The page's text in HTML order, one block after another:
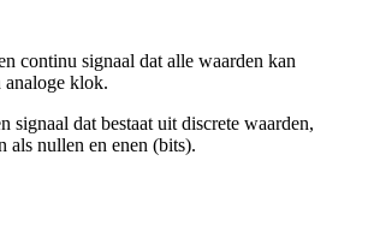
continu signaal dat alle waarden kan
analoge klok.
signaal dat bestaat uit discrete waarden,
als nullen en enen (bits).